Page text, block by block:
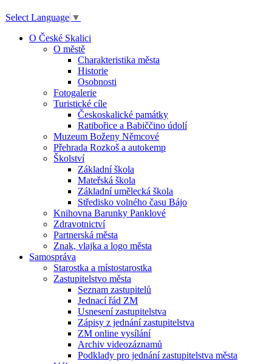
Select Language ▼
O České Skalici
O městě
Charakteristika města
Historie
Osobnosti
Fotogalerie
Turistické cíle
Českoskalické památky
Ratibořice a Babiččino údolí
Muzeum Boženy Němcové
Přehrada Rozkoš a autokemp
Školství
Základní škola
Mateřská škola
Základní umělecká škola
Středisko volného času Bájo
Knihovna Barunky Panklové
Zdravotnictví
Partnerská města
Znak, vlajka a logo města
Samospráva
Starostka a místostarostka
Zastupitelstvo města
Seznam zastupitelů
Jednací řád ZM
Usnesení zastupitelstva
Zápisy z jednání zastupitelstva
ZM online vysílání
Archiv videozáznamů
Podklady pro jednání zastupitelstva města